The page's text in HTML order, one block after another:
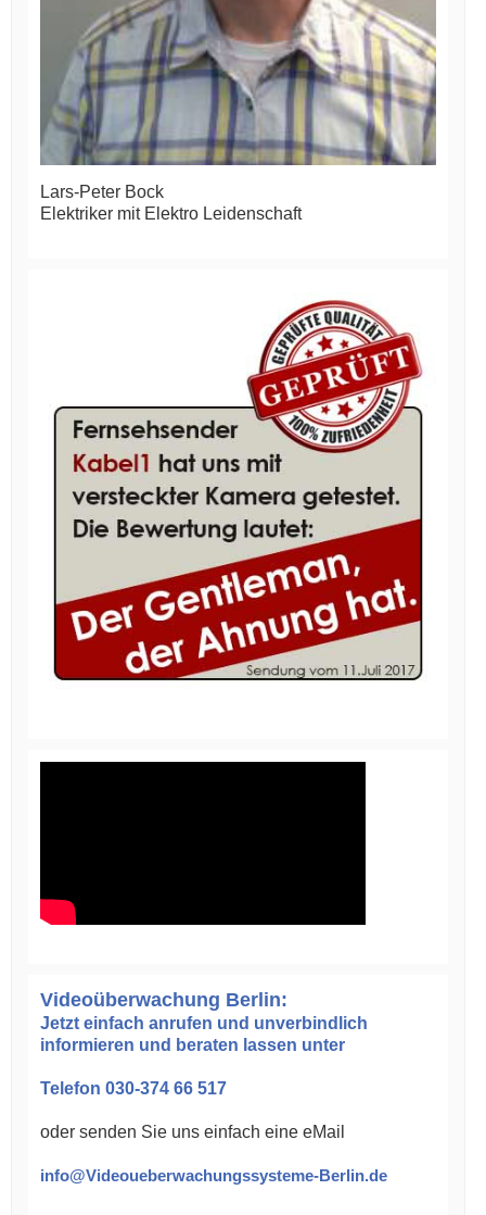
Lars-Peter Bock
Elektriker mit Elektro Leidenschaft
Videoüberwachung Berlin:
Jetzt einfach anrufen und unverbindlich
informieren und beraten lassen unter
Telefon 030-374 66 517
oder senden Sie uns einfach eine eMail
info@Videoueberwachungssysteme-Berlin.de